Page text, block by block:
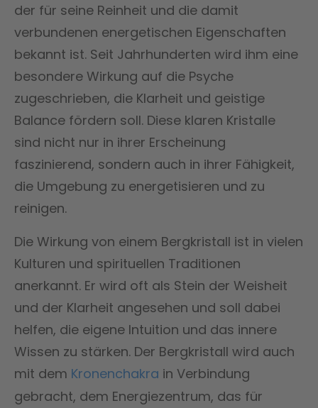
der für seine Reinheit und die damit
verbundenen energetischen Eigenschaften
bekannt ist. Seit Jahrhunderten wird ihm eine
besondere Wirkung auf die Psyche
zugeschrieben, die Klarheit und geistige
Balance fördern soll. Diese klaren Kristalle
sind nicht nur in ihrer Erscheinung
faszinierend, sondern auch in ihrer Fähigkeit,
die Umgebung zu energetisieren und zu
reinigen.
Die Wirkung von einem Bergkristall ist in vielen
Kulturen und spirituellen Traditionen
anerkannt. Er wird oft als Stein der Weisheit
und der Klarheit angesehen und soll dabei
helfen, die eigene Intuition und das innere
Wissen zu stärken. Der Bergkristall wird auch
mit dem Kronenchakra in Verbindung
gebracht, dem Energiezentrum, das für